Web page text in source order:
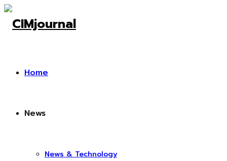
Home
News
News & Technology